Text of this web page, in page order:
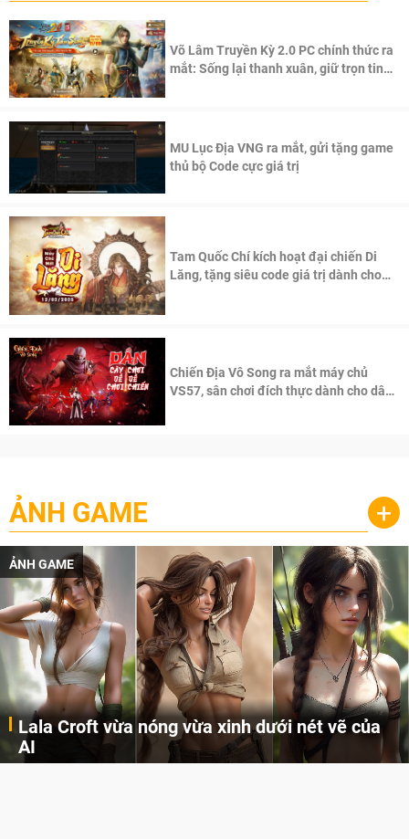
Võ Lâm Truyền Kỳ 2.0 PC chính thức ra
mắt: Sống lại thanh xuân, giữ trọn tinh
MU Lục Địa VNG ra mắt, gửi tặng game
thủ bộ Code cực giá trị
Tam Quốc Chí kích hoạt đại chiến Di
Lăng, tặng siêu code giá trị dành cho
Chiến Địa Vô Song ra mắt máy chủ
VS57, sân chơi đích thực dành cho dân
ẢNH GAME +
ẢNH GAME
Lala Croft vừa nóng vừa xinh dưới nét vẽ của
AI